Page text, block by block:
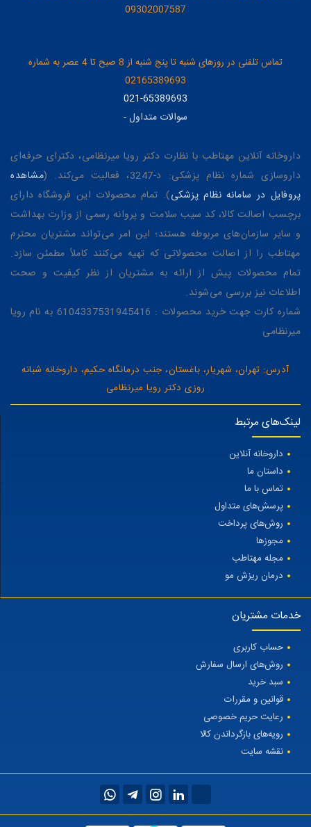
09302007587
تماس تلفنی در روزهای شنبه تا پنج شنبه از 8 صبح تا 4 عصر به شماره
02165389693
021-65389693
سوالات متداول-
داروخانه آنلاین مهتاطب با نظارت دکتر رویا میرنظامی، دکترای حرفه‌ای
داروسازی شماره نظام پزشکی: د-3247، فعالیت می‌کند. (
مشاهده
پروفایل در سامانه نظام پزشکی). تمام محصولات این فروشگاه دارای
برچسب اصالت کالا، کد سیب سلامت و پروانه رسمی از وزارت بهداشت
و سایر سازمان‌های مربوطه هستند؛ این امر می‌تواند مشتریان محترم
مهتاطب را از اصالت محصولاتی که تهیه می‌کنند کاملاً مطمئن سازد.
تمام محصولات پیش از ارائه به مشتریان از نظر کیفیت و صحت
اطلاعات نیز بررسی می‌شوند.
شماره کارت جهت خرید محصولات : 6104337531945416 به نام رویا
میرنظامی
آدرس: تهران، شهریار، باغستان، جنب درمانگاه حکیم، داروخانه شبانه
روزی دکتر رویا میرنظامی
لینک‌های مرتبط
داروخانه آنلاین
داستان ما
تماس با ما
پرسش‌های متداول
روش‌های پرداخت
مجوزها
مجله مهتاطب
درمان ریزش مو
خدمات مشتریان
حساب کاربری
روش‌های ارسال سفارش
سبد خرید
قوانین و مقررات
رعایت حریم خصوصی
رویه‌های بازگرداندن کالا
نقشه سایت